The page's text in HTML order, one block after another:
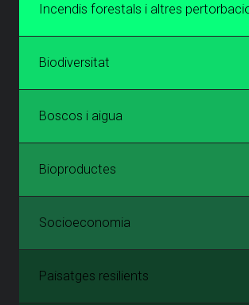
Incendis forestals i altres
Biodiversitat
Boscos i aigua
Bioproductes
Socioeconomia
Paisatges resilients